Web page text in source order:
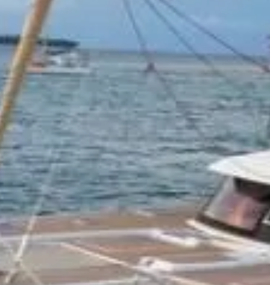
Puedes Perderte